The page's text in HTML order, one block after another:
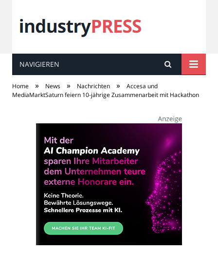
industryPRESS
NAVIGIEREN
Home » News » Nachrichten »
Accesa und
MediaMarktSaturn feiern 10-jährige Zusammenarbeit mit Hackathon